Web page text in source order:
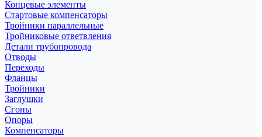
Концевые элементы
Стартовые компенсаторы
Тройники параллельные
Тройниковые ответвления
Детали трубопровода
Отводы
Переходы
Фланцы
Тройники
Заглушки
Сгоны
Опоры
Компенсаторы